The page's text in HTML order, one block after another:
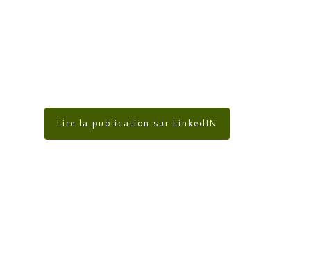
Lire la publication sur LinkedIN